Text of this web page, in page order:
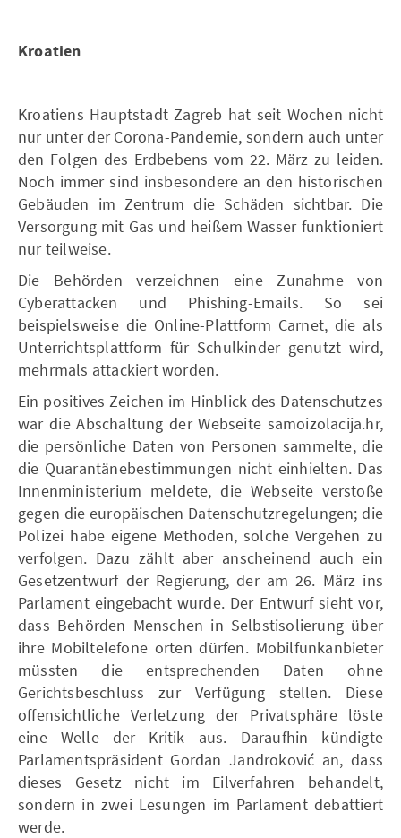
Kroatien
Kroatiens Hauptstadt Zagreb hat seit Wochen nicht
nur unter der Corona-Pandemie, sondern auch unter
den Folgen des Erdbebens vom 22. März zu leiden.
Noch immer sind insbesondere an den historischen
Gebäuden im Zentrum die Schäden sichtbar. Die
Versorgung mit Gas und heißem Wasser funktioniert
nur teilweise.
Die Behörden verzeichnen eine Zunahme von
Cyberattacken und Phishing-Emails. So sei
beispielsweise die Online-Plattform Carnet, die als
Unterrichtsplattform für Schulkinder genutzt wird,
mehrmals attackiert worden.
Ein positives Zeichen im Hinblick des Datenschutzes
war die Abschaltung der Webseite samoizolacija.hr,
die persönliche Daten von Personen sammelte, die
die Quarantänebestimmungen nicht einhielten. Das
Innenministerium meldete, die Webseite verstoße
gegen die europäischen Datenschutzregelungen; die
Polizei habe eigene Methoden, solche Vergehen zu
verfolgen. Dazu zählt aber anscheinend auch ein
Gesetzentwurf der Regierung, der am 26. März ins
Parlament eingebacht wurde. Der Entwurf sieht vor,
dass Behörden Menschen in Selbstisolierung über
ihre Mobiltelefone orten dürfen. Mobilfunkanbieter
müssten die entsprechenden Daten ohne
Gerichtsbeschluss zur Verfügung stellen. Diese
offensichtliche Verletzung der Privatsphäre löste
eine Welle der Kritik aus. Daraufhin kündigte
Parlamentspräsident Gordan Jandroković an, dass
dieses Gesetz nicht im Eilverfahren behandelt,
sondern in zwei Lesungen im Parlament debattiert
werde.